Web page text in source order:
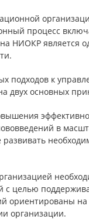
процесс
на НИОКР
подходов к
двух основных
в
с целью
ориентированы
организации.